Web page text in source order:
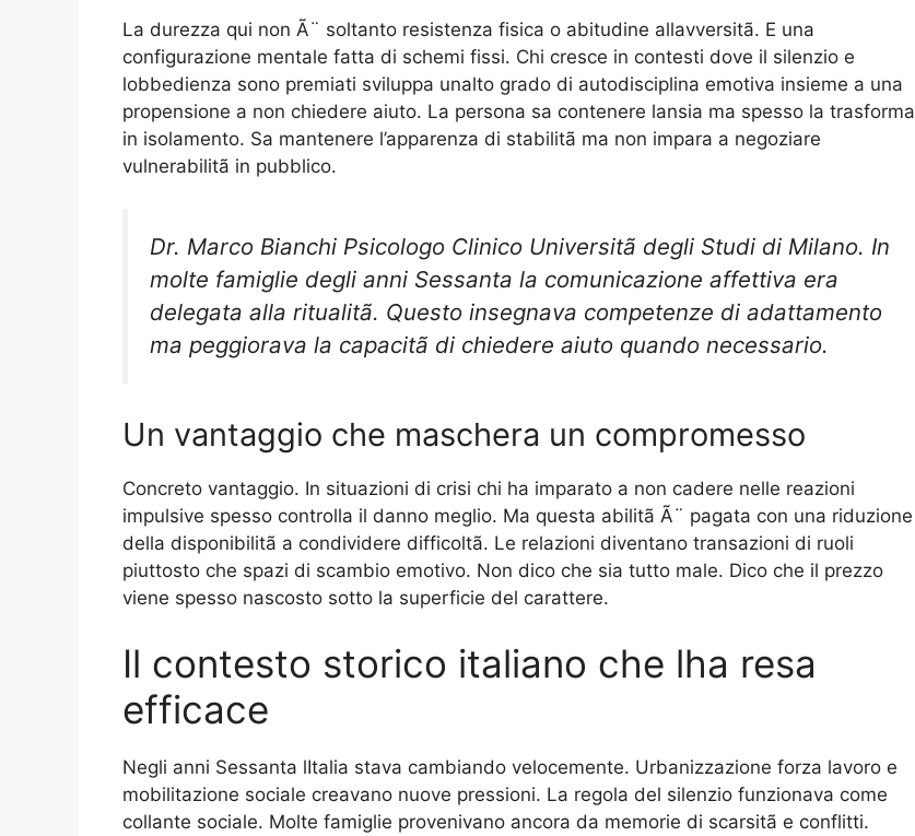
La durezza qui non Ã¨ soltanto resistenza fisica o abitudine allavversitã. E una
configurazione mentale fatta di schemi fissi. Chi cresce in contesti dove il silenzio e
lobbedienza sono premiati sviluppa unalto grado di autodisciplina emotiva insieme a una
propensione a non chiedere aiuto. La persona sa contenere lansia ma spesso la trasforma
in isolamento. Sa mantenere l’apparenza di stabilitã ma non impara a negoziare
vulnerabilitã in pubblico.
Dr. Marco Bianchi Psicologo Clinico Universitã degli Studi di Milano. In
molte famiglie degli anni Sessanta la comunicazione affettiva era
delegata alla ritualitã. Questo insegnava competenze di adattamento
ma peggiorava la capacitã di chiedere aiuto quando necessario.
Un vantaggio che maschera un compromesso
Concreto vantaggio. In situazioni di crisi chi ha imparato a non cadere nelle reazioni
impulsive spesso controlla il danno meglio. Ma questa abilitã Ã¨ pagata con una riduzione
della disponibilitã a condividere difficoltã. Le relazioni diventano transazioni di ruoli
piuttosto che spazi di scambio emotivo. Non dico che sia tutto male. Dico che il prezzo
viene spesso nascosto sotto la superficie del carattere.
Il contesto storico italiano che lha resa
efficace
Negli anni Sessanta lItalia stava cambiando velocemente. Urbanizzazione forza lavoro e
mobilitazione sociale creavano nuove pressioni. La regola del silenzio funzionava come
collante sociale. Molte famiglie provenivano ancora da memorie di scarsitã e conflitti.